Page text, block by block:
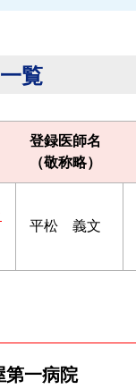
覧
登録医師名
（敬称略）
平松 義文
第一病院